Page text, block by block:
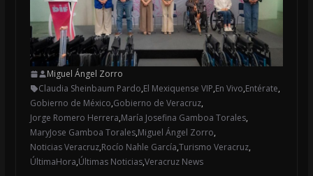
Miguel Ángel Zorro
Claudia Sheinbaum Pardo,El Mexiquense VIP,En Vivo,Entérate,
Gobierno de México,Gobierno de Veracruz,
Jorge Romero Herrera,María Josefina Gamboa Torales,
MaryJose Gamboa Torales,Miguel Ángel Zorro,
Noticias Veracruz,Rocío Nahle García,Turismo Veracruz,
ÚltimaHora,Últimas Noticias,Veracruz News